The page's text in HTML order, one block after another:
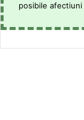
posibile afectiuni